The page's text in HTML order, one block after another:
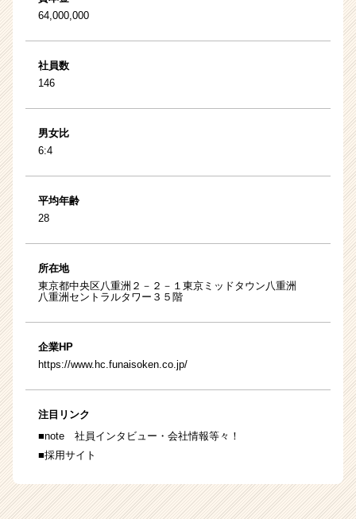
64,000,000
社員数
146
男女比
6:4
平均年齢
28
所在地
東京都中央区八重洲２－２－１東京ミッドタウン八重洲
八重洲セントラルタワー３５階
企業HP
https://www.hc.funaisoken.co.jp/
注目リンク
■note 社員インタビュー・会社情報等々！
■採用サイト